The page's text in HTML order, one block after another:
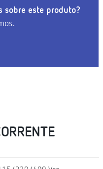
sobre este produto?